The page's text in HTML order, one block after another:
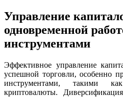
Управление
одновременной
инструментами
Эффективное управление
успешной торговли, особенно
инструментами, такими
криптовалюты.